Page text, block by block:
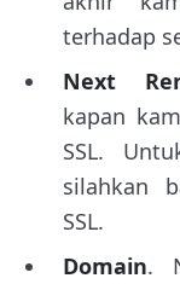
terhadap
Next
kapan
SSL.
silahkan
SSL.
Domain.